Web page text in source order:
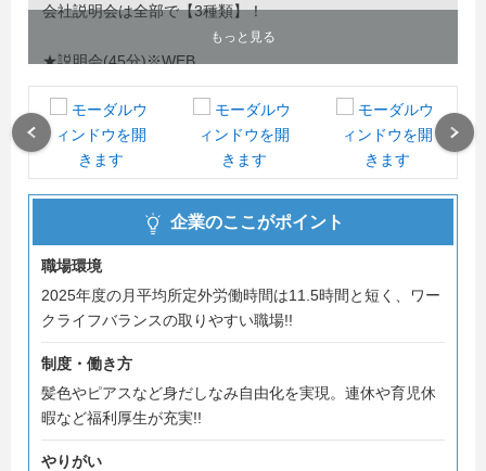
会社説明会は全部で【3種類】！
★説明会(45分)※WEB
⇒ 短い時間でサクッと気軽に参加できます
★説明会＋面接対策(75分)※WEB
⇒ 会社説明と一緒に面接対策もできちゃう！選考特典も
付くお得な説明会
⇒ 選考免除特典付き！1日で会社説明＆面談まで完了で
きるスピードセミナ―
※ 留学生の採用は充足数に達したため終了しました※
販売や接客・食に興味がある方！チャレンジ精神旺盛な
方！
カスミは、自分で企画したことを若手のうちから実行でき
もっと見る
企業のここがポイント
職場環境
2025年度の月平均所定外労働時間は11.5時間と短く、ワー
クライフバランスの取りやすい職場!!
制度・働き方
髪色やピアスなど身だしなみ自由化を実現。連休や育児休
暇など福利厚生が充実!!
やりがい